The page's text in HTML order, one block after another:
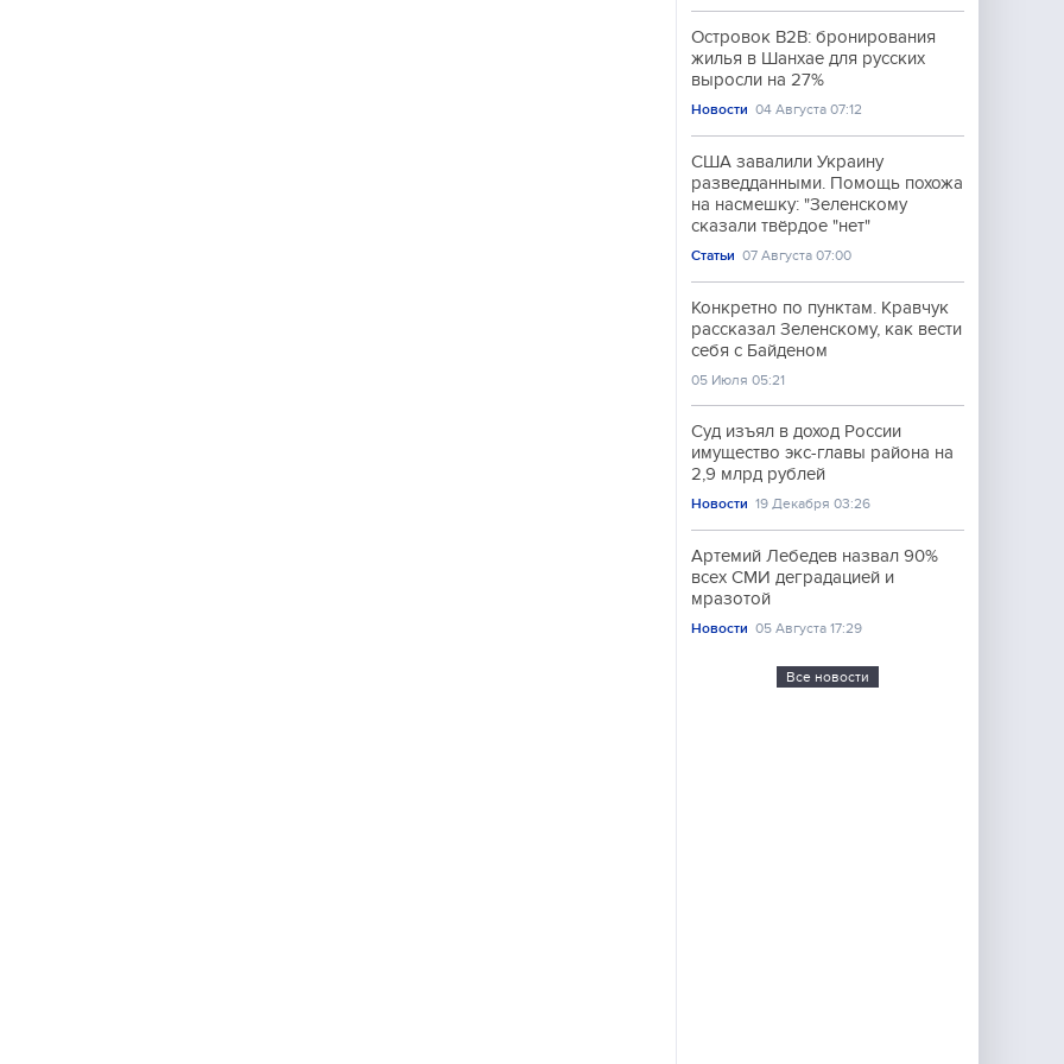
Островок B2B: бронирования
жилья в Шанхае для русских
выросли на 27%
Новости 04 Августа 07:12
США завалили Украину
разведданными. Помощь похожа
на насмешку: "Зеленскому
сказали твёрдое "нет"
Статьи 07 Августа 07:00
Конкретно по пунктам. Кравчук
рассказал Зеленскому, как вести
себя с Байденом
05 Июля 05:21
Суд изъял в доход России
имущество экс-главы района на
2,9 млрд рублей
Новости 19 Декабря 03:26
Артемий Лебедев назвал 90%
всех СМИ деградацией и
мразотой
Новости 05 Августа 17:29
Все новости